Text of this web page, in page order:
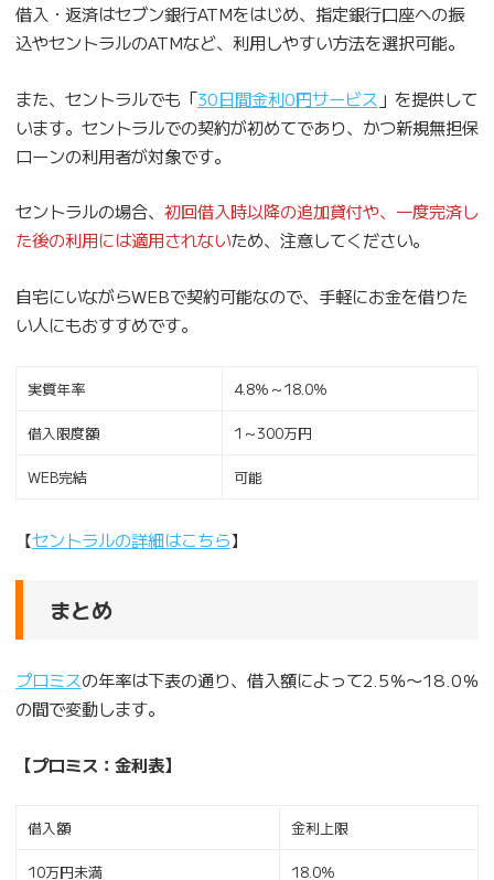
借入・返済はセブン銀行ATMをはじめ、指定銀行口座への振
込やセントラルのATMなど、利用しやすい方法を選択可能。
また、セントラルでも「30日間金利0円サービス 」を提供して
います。セントラルでの契約が初めてであり、かつ新規無担保
ローンの利用者が対象です。
セントラルの場合、 初回借入時以降の追加貸付や、一度完済し
た後の利用には適用されないため、注意してください。
自宅にいながらWEBで契約可能なので、手軽にお金を借りた
い人にもおすすめです。
実質年率 4.8％～18.0％
借入限度額 1～300万円
WEB完結 可能
【セントラルの詳細はこちら】
まとめ
プロミスの年率は下表の通り、借入額によって2.5％〜18.0％
の間で変動します。
【プロミス：金利表】
借入額 金利上限
10万円未満 18.0％